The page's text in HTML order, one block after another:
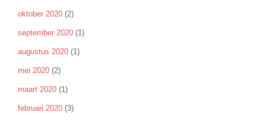
oktober 2020 (2)
september 2020 (1)
augustus 2020 (1)
mei 2020 (2)
maart 2020 (1)
februari 2020 (3)